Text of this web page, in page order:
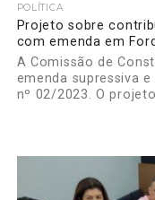
POLÍTICA
Projeto sobre
com emenda em
A Comissão de
emenda supressiva
nº 02/2023. O